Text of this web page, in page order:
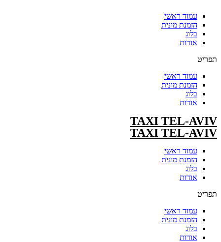
עמוד ראשי
הזמנת מונית
בלוג
אודות
תפריט
עמוד ראשי
הזמנת מונית
בלוג
אודות
TAXI TEL-AVIV
TAXI TEL-AVIV
עמוד ראשי
הזמנת מונית
בלוג
אודות
תפריט
עמוד ראשי
הזמנת מונית
בלוג
אודות